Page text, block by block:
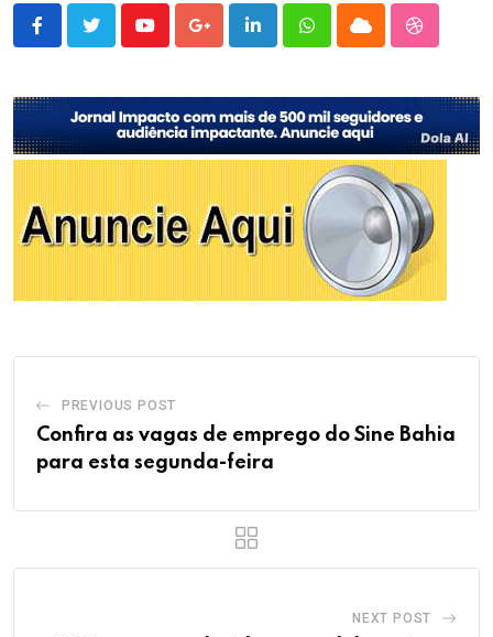
YoutubeGoogle+LinkedInWhatsappCloud
PREVIOUS POST
Confira as vagas de emprego do Sine Bahia
para esta segunda-feira
NEXT POST